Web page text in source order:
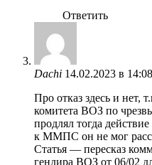
Ответить
Dachi 14.02.2023 в 14:08
Про отказ здесь и нет,
комитета ВОЗ по
продлял тогда
к ММПС он не мог
Статья — пересказ
гендира ВОЗ от 06/02